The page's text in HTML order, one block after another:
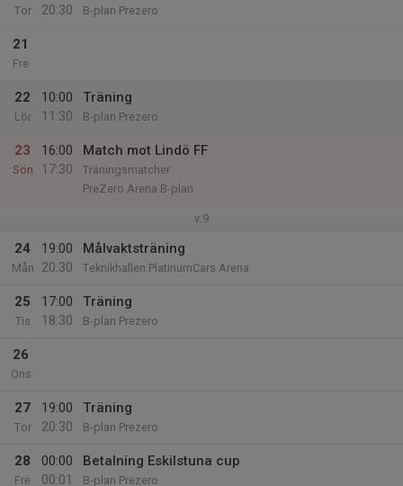
Tor
20:30
B-plan Prezero
21
Fre
22
Lör
10:00
11:30
Träning
B-plan Prezero
23
Sön
16:00
17:30
Match mot Lindö FF
Träningsmatcher
PreZero Arena B-plan
v.9
24
Mån
19:00
20:30
Målvaktsträning
Teknikhallen PlatinumCars Arena
25
Tis
17:00
18:30
Träning
B-plan Prezero
26
Ons
27
Tor
19:00
20:30
Träning
B-plan Prezero
28
Fre
00:00
00:01
Betalning Eskilstuna cup
B-plan Prezero